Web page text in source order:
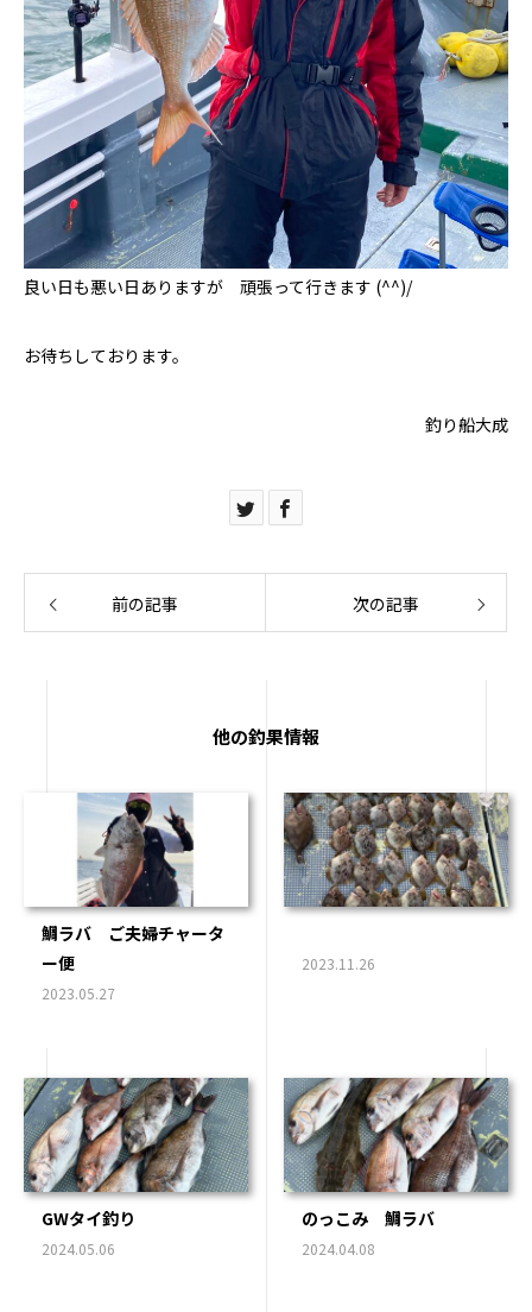
良い日も悪い日ありますが 頑張って行きます (^^)/
お待ちしております。
釣り船大成
前の記事 次の記事
他の釣果情報
鯛ラバ ご夫婦チャータ
ー便
2023.05.27
2023.11.26
GWタイ釣り
2024.05.06
のっこみ 鯛ラバ
2024.04.08